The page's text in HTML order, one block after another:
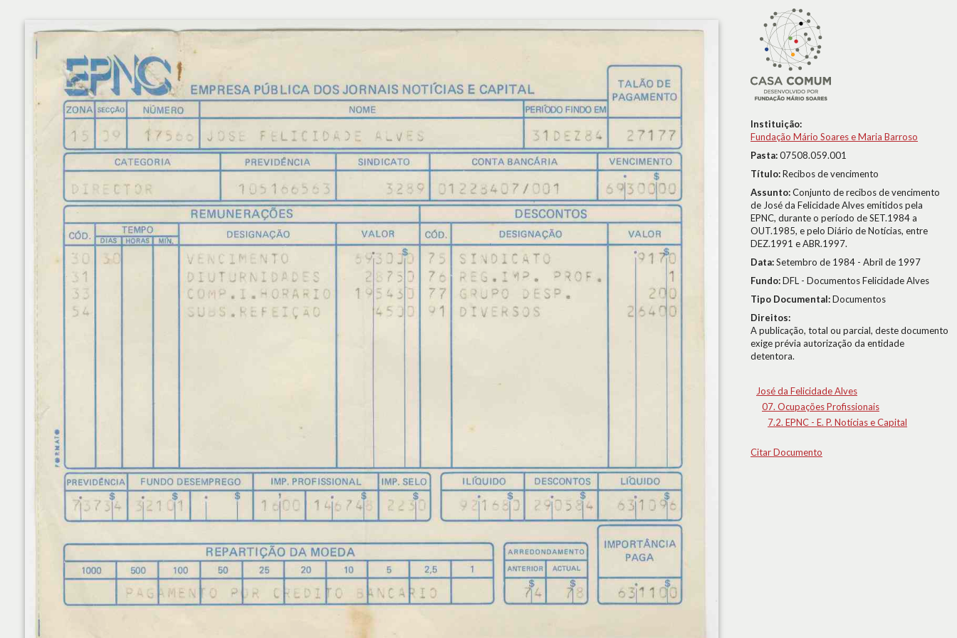
Instituição:
Fundação Mário Soares e Maria Barroso
Pasta:07508.059.001
Título:Recibos de vencimento
Assunto:Conjunto de recibos de vencimento
de José da Felicidade Alves emitidos pela
EPNC, durante o período de SET.1984 a
OUT.1985, e pelo Diário de Notícias, entre
DEZ.1991 e ABR.1997.
Data:Setembro de 1984 - Abril de 1997
Fundo:DFL - Documentos Felicidade Alves
Tipo Documental:Documentos
Direitos:
A publicação, total ou parcial, deste documento
exige prévia autorização da entidade
detentora.
José da Felicidade Alves
07. Ocupações Profissionais
7.2. EPNC - E. P. Notícias e Capital
Citar Documento